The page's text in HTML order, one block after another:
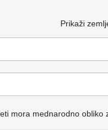
Prikaži
mora mednarodno obliko